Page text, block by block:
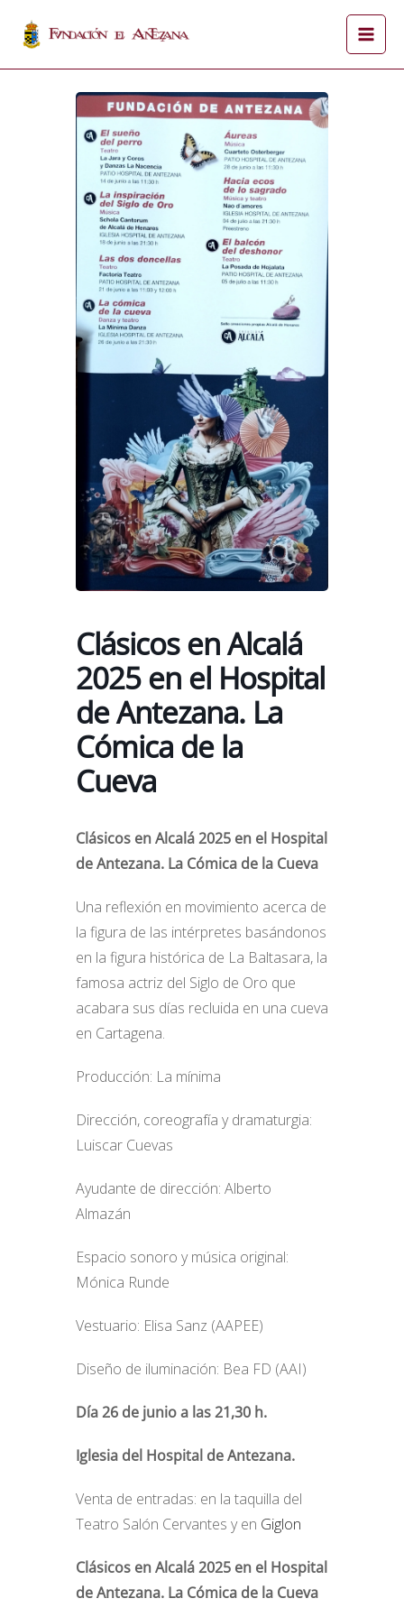
Clásicos en Alcalá
2025 en el Hospital
de Antezana. La
Cómica de la
Cueva
Clásicos en Alcalá 2025 en el Hospital
de Antezana. La Cómica de la Cueva
Una reflexión en movimiento acerca de
la figura de las intérpretes basándonos
en la figura histórica de La Baltasara, la
famosa actriz del Siglo de Oro que
acabara sus días recluida en una cueva
en Cartagena.
Producción: La mínima
Dirección, coreografía y dramaturgia:
Luiscar Cuevas
Ayudante de dirección: Alberto
Almazán
Espacio sonoro y música original:
Mónica Runde
Vestuario: Elisa Sanz (AAPEE)
Diseño de iluminación: Bea FD (AAI)
Día 26 de junio a las 21,30 h.
Iglesia del Hospital de Antezana.
Venta de entradas: en la taquilla del
Teatro Salón Cervantes y en Giglon
Clásicos en Alcalá 2025 en el Hospital
de Antezana. La Cómica de la Cueva